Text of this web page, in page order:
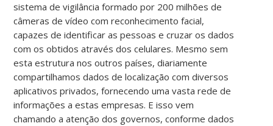
sistema de vigilância formado por 200 milhões de
câmeras de vídeo com reconhecimento facial,
capazes de identificar as pessoas e cruzar os dados
com os obtidos através dos celulares. Mesmo sem
esta estrutura nos outros países, diariamente
compartilhamos dados de localização com diversos
aplicativos privados, fornecendo uma vasta rede de
informações a estas empresas. E isso vem
chamando a atenção dos governos, conforme dados